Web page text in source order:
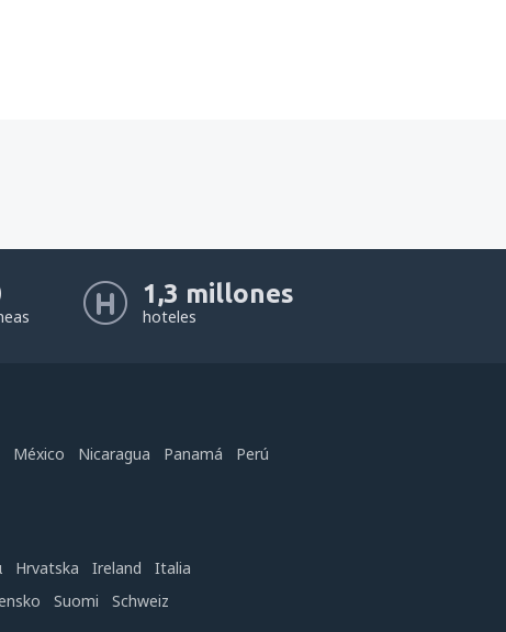
1,3 millones
hoteles
México Nicaragua Panamá
Perú
Hrvatska Ireland
Italia
Suomi
Schweiz